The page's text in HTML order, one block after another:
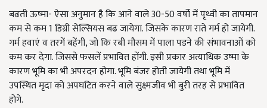
बढती ऊष्मा- ऐसा अनुमान है कि आने वाले 30-50 वर्षो में पृथ्वी का तापमान
कम से कम 1 डिग्री सेल्सियस बढ जायेगा. जिसके कारण राते गर्म हो जायेगी.
गर्म हवाएं व तरगें बहेंगी, जो कि रबी मौसम में पाला पडने की संभावनाओं को
कम कर देगा. जिससे फसलें प्रभावित होंगी. इसी प्रकार अत्याधिक उष्मा के
कारण भूमि का भी अपरदन होगा. भूमि बंजर होती जायेगी तथा भूमि में
उपस्थित मृदा को अपघटित करने वाले सुक्ष्मजीव भी बुरी तरह से प्रभावित
होगे.